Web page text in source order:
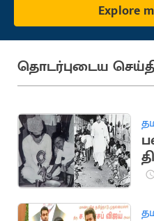
Explore
தொடர்புடைய